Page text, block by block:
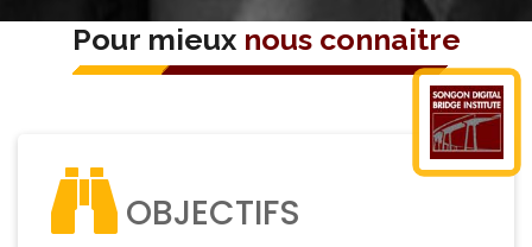
Pour mieux nous connaitre
OBJECTIFS